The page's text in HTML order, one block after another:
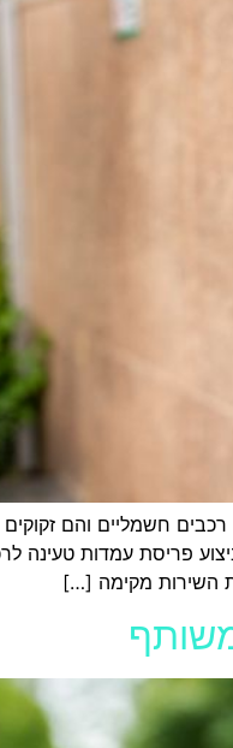
חשמליים והם זקוקים
פריסת עמדות טעינה
השירות מקימה […]